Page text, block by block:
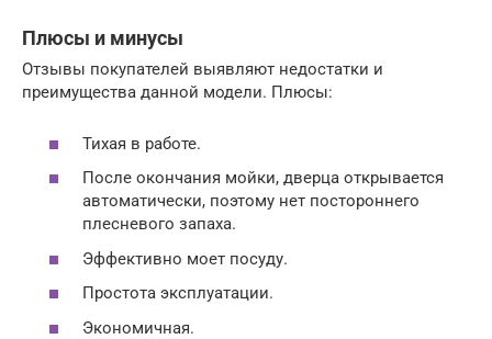
Плюсы и минусы
Отзывы покупателей выявляют недостатки и
преимущества данной модели. Плюсы:
Тихая в работе.
После окончания мойки, дверца открывается
автоматически, поэтому нет постороннего
плесневого запаха.
Эффективно моет посуду.
Простота эксплуатации.
Экономичная.